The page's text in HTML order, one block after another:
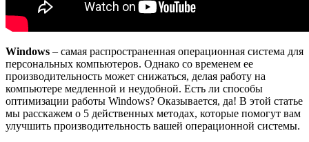
Windows – самая распространенная операционная система для
персональных компьютеров. Однако со временем ее
производительность может снижаться, делая работу на
компьютере медленной и неудобной. Есть ли способы
оптимизации работы Windows? Оказывается, да! В этой статье
мы расскажем о 5 действенных методах, которые помогут вам
улучшить производительность вашей операционной системы.